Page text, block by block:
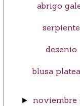
abrigo
serpiente
desenio
blusa
► noviembre